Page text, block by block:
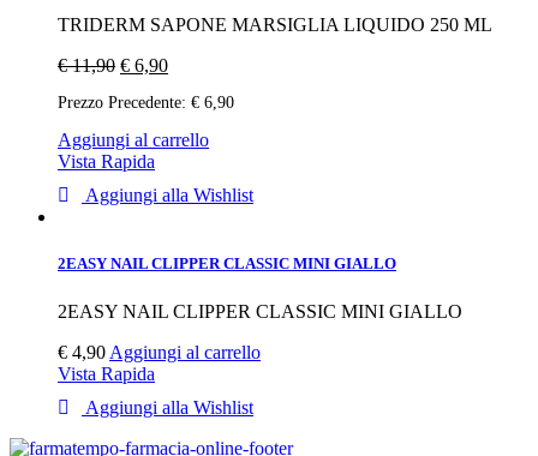
TRIDERM SAPONE MARSIGLIA LIQUIDO 250 ML
€11,90 € 6,90
Prezzo Precedente: € 6,90
Aggiungi al carrello
Vista Rapida
Aggiungi alla Wishlist
2EASY NAIL CLIPPER CLASSIC MINI GIALLO
2EASY NAIL CLIPPER CLASSIC MINI GIALLO
€ 4,90 Aggiungi al carrello
Vista Rapida
Aggiungi alla Wishlist